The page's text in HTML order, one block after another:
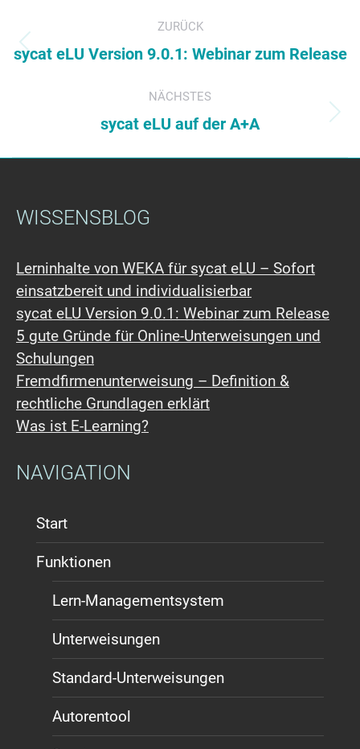
Kommentarnavigation
ZURÜCK
Vorheriger
sycat eLU Version 9.0.1: Webinar zum Release
NÄCHSTES
Nächster
sycat eLU auf der A+A
WISSENSBLOG
Lerninhalte von WEKA für sycat eLU – Sofort
einsatzbereit und individualisierbar
sycat eLU Version 9.0.1: Webinar zum Release
5 gute Gründe für Online-Unterweisungen und
Schulungen
Fremdfirmen​unterweisung – Definition &
rechtliche Grundlagen erklärt
Was ist E-Learning?
NAVIGATION
Start
Funktionen
Lern-Managementsystem
Unterweisungen
Standard-Unterweisungen
Autorentool